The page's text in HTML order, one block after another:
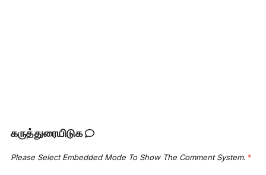
கருத்துரையிடுக
Please Select Embedded Mode To Show The Comment System. *